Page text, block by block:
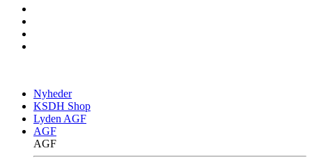
Nyheder
KSDH Shop
Lyden AGF
AGF
AGF